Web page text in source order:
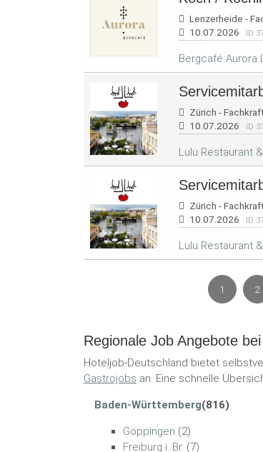
Lenzerheide -
10.07.2026
ID
Bergcafé Aurora
Zürich -
10.07.2026
ID
Lulu Restaurant
Zürich -
10.07.2026
ID
Lulu Restaurant
1 2
Regionale Job Angebote
Hoteljob-Deutschland bietet
Gastrojobs an. Eine schnelle
Baden-Württemberg(816)
Göppingen (2)
Freiburg i. Br. (7)